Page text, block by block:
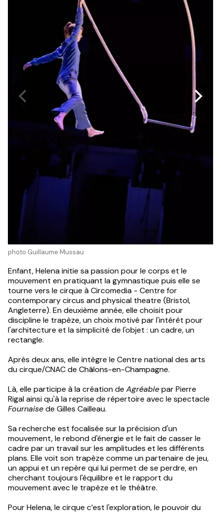
photo Guillaume Mussau
Enfant, Helena initie sa passion pour le corps et le
mouvement en pratiquant la gymnastique puis elle se
tourne vers le cirque à Circomedia - Centre for
contemporary circus and physical theatre (Bristol,
Angleterre). En deuxième année, elle choisit pour
discipline le trapèze, un choix motivé par l'intérêt pour
l'architecture et la simplicité de l'objet : un cadre, un
rectangle.
Après deux ans, elle intègre le Centre national des arts
du cirque/CNAC de Châlons-en-Champagne.
Là, elle participe à la création de Agréablepar Pierre
Rigal ainsi qu'à la reprise de répertoire avec le spectacle
Fournaisede Gilles Cailleau.
Sa recherche est focalisée sur la précision d'un
mouvement, le rebond d'énergie et le fait de casser le
cadre par un travail sur les amplitudes et les différents
plans. Elle voit son trapèze comme un partenaire de jeu,
un appui et un repère qui lui permet de se perdre, en
cherchant toujours l'équilibre et le rapport du
mouvement avec le trapèze et le théâtre.
Pour Helena, le cirque c’est l'exploration, le pouvoir du